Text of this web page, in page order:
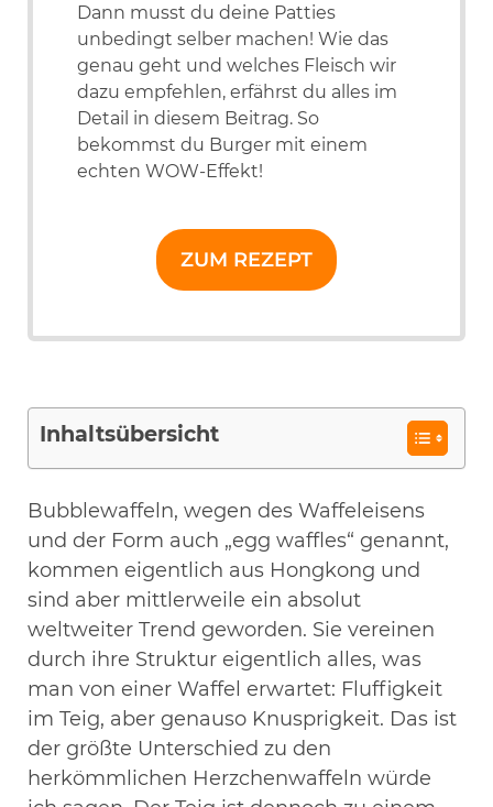
Dann musst du deine Patties
unbedingt selber machen! Wie das
genau geht und welches Fleisch wir
dazu empfehlen, erfährst du alles im
Detail in diesem Beitrag. So
bekommst du Burger mit einem
echten WOW-Effekt!
ZUM REZEPT
Inhaltsübersicht
Bubblewaffeln, wegen des Waffeleisens
und der Form auch „egg waffles“ genannt,
kommen eigentlich aus Hongkong und
sind aber mittlerweile ein absolut
weltweiter Trend geworden. Sie vereinen
durch ihre Struktur eigentlich alles, was
man von einer Waffel erwartet: Fluffigkeit
im Teig, aber genauso Knusprigkeit. Das ist
der größte Unterschied zu den
herkömmlichen Herzchenwaffeln würde